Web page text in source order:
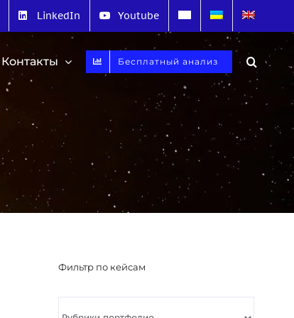
LinkedIn Youtube
Контакты Бесплатный анализ
Фильтр по кейсам